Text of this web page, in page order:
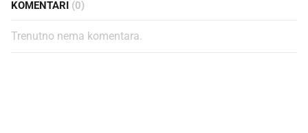
KOMENTARI (0)
Trenutno nema komentara.